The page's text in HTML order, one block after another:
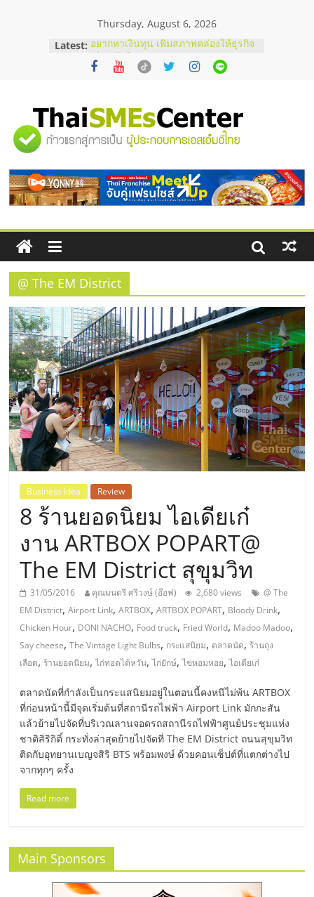
Thursday, August 6, 2026
Latest: อยากหาเงินทุน เพิ่มสภาพคล่องให้ธุรกิจ
เริ่มยังไงให้ผ่านฉลุย
สัมมนาออนไลน์ โอกาสบริหารสถานี
ThaiFranchise Meet Up จับคู่แฟรน
ไชส์ ครั้งที่ 8
ร้านเครื่องเสียงคุณภาพสูง พร้อม
บริษัท Cybersecurity ในไทยที่ไหนดี?
วิธีเลือกผู้ให้บริการให้คุ้มค่าและตอบ
โจทย์ธุรกิจ
"ศูนย์
รวม
ข้อมูล
ธุรกิจ
SME
แห่ง
ประเทศไทย,
ThaiSMEsCenter,
รวม
ธุรกิจ
เอ
ส
เอ็
มอี
ไทย,
SMEs,
แฟ
รน
ไชส์,
ที่
@ The EM District
Business Idea Review
8 ร้านยอดนิยม ไอเดียเก๋
งาน ARTBOX POPART@
The EM District สุขุมวิท
31/05/2016 คุณมนตรี ศรีวงษ์ (อ๊อฟ) 2,680 views
@ The
EM District,Airport Link,ARTBOX,ARTBOX POPART, Bloody Drink,
Chicken Hour, DONI NACHO, Food truck, Fried World, Madoo Madoo,
Say cheese,The Vintage Light Bulbs, กระแสนิยม, ตลาดนัด, ร้านถุง
เลือด, ร้านยอดนิยม,ไก่ทอดไต้หวัน,ไก่ยักษ์,ไข่หอมหอย,ไอเดียเก๋
ตลาดนัดที่กำลังเป็นกระแสนิยมอยู่ในตอนนี้คงหนีไม่พ้น ARTBOX
ที่ก่อนหน้านี้มีจุดเริ่มต้นที่สถานีรถไฟฟ้า Airport Link มักกะสัน
แล้วย้ายไปจัดที่บริเวณลานจอดรถสถานีรถไฟฟ้าศูนย์ประชุมแห่ง
ชาติสิริกิติ์ กระทั่งล่าสุดย้ายไปจัดที่ The EM District ถนนสุขุมวิท
ติดกับอุทยานเบญจสิริ BTS พร้อมพงษ์ ด้วยคอนเซ็ปต์ที่แตกต่างไป
จากทุกๆ ครั้ง
Read more
Main Sponsors